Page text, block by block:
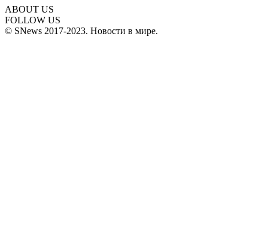
ABOUT US
FOLLOW US
© SNews 2017-2023. Новости в мире.